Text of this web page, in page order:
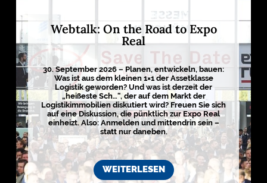

e
u
t
s
c
h
l
a
n
d
L
o
g
Webtalk: On the Road to Expo
Real
30. September 2026 – Planen, entwickeln, bauen:
Was ist aus dem kleinen 1×1 der Assetklasse
Logistik geworden? Und was ist derzeit der
„heißeste Sch…“, der auf dem Markt der
Logistikimmobilien diskutiert wird? Freuen Sie sich
auf eine Diskussion, die pünktlich zur Expo Real
einheizt. Also: Anmelden und mittendrin sein –
statt nur daneben.
WEITERLESEN